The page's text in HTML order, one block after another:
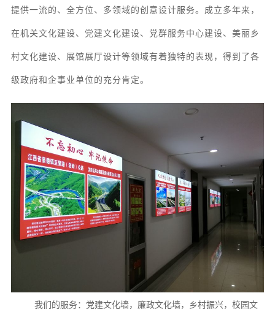
提供一流的、全方位、多领域的创意设计服务。成立多年来，
在机关文化建设、党建文化建设、党群服务中心建设、美丽乡
村文化建设、展馆展厅设计等领域有着独特的表现，得到了各
级政府和企事业单位的充分肯定。
我们的服务：党建文化墙，廉政文化墙，乡村振兴，校园文